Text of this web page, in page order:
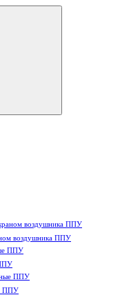
воздушника ППУ
ППУ